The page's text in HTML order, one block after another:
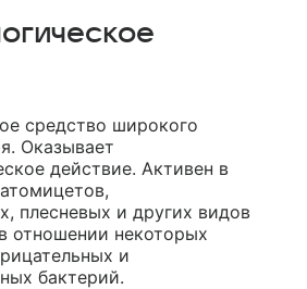
средство широкого
Оказывает
действие. Активен в
плесневых и других видов
отношении некоторых
и
бактерий.